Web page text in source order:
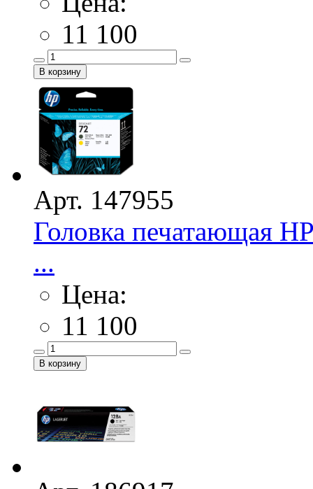
11 100
Арт. 147955
Головка печатающая
...
Цена:
11 100